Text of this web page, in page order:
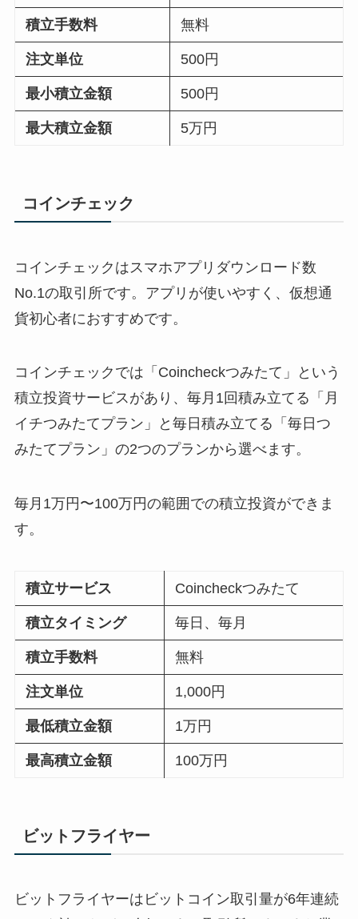
積立手数料 無料
注文単位 500円
最小積立金額 500円
最大積立金額 5万円
コインチェック
コインチェックはスマホアプリダウンロード数
No.1の取引所です。アプリが使いやすく、仮想通
貨初心者におすすめです。
コインチェックでは「Coincheckつみたて」という
積立投資サービスがあり、毎月1回積み立てる「月
イチつみたてプラン」と毎日積み立てる「毎日つ
みたてプラン」の2つのプランから選べます。
毎月1万円〜100万円の範囲での積立投資ができま
す。
積立サービス Coincheckつみたて
積立タイミング 毎日、毎月
積立手数料 無料
注文単位 1,000円
最低積立金額 1万円
最高積立金額 100万円
ビットフライヤー
ビットフライヤーはビットコイン取引量が6年連続